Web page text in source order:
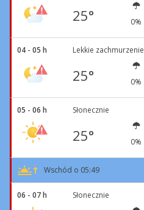
25° 0%
04 - 05 h Lekkie zachmurzenie
25° 0%
05 - 06 h Słonecznie
25° 0%
Wschód o 05:49
06 - 07 h Słonecznie